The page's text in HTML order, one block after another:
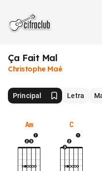
Ça Fait Mal
Christophe Maé
Principal Letra
Am C